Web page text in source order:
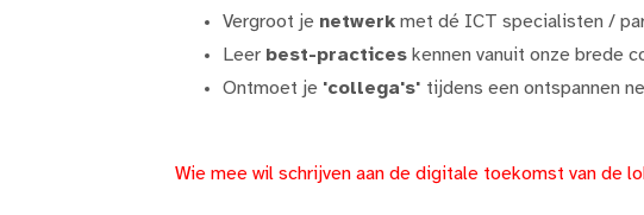
Vergroot je netwerk met dé ICT specialisten /
Leer best-practices kennen vanuit onze brede
Ontmoet je 'collega's' tijdens een ontspannen
Wie mee wil schrijven aan de digitale toekomst van de